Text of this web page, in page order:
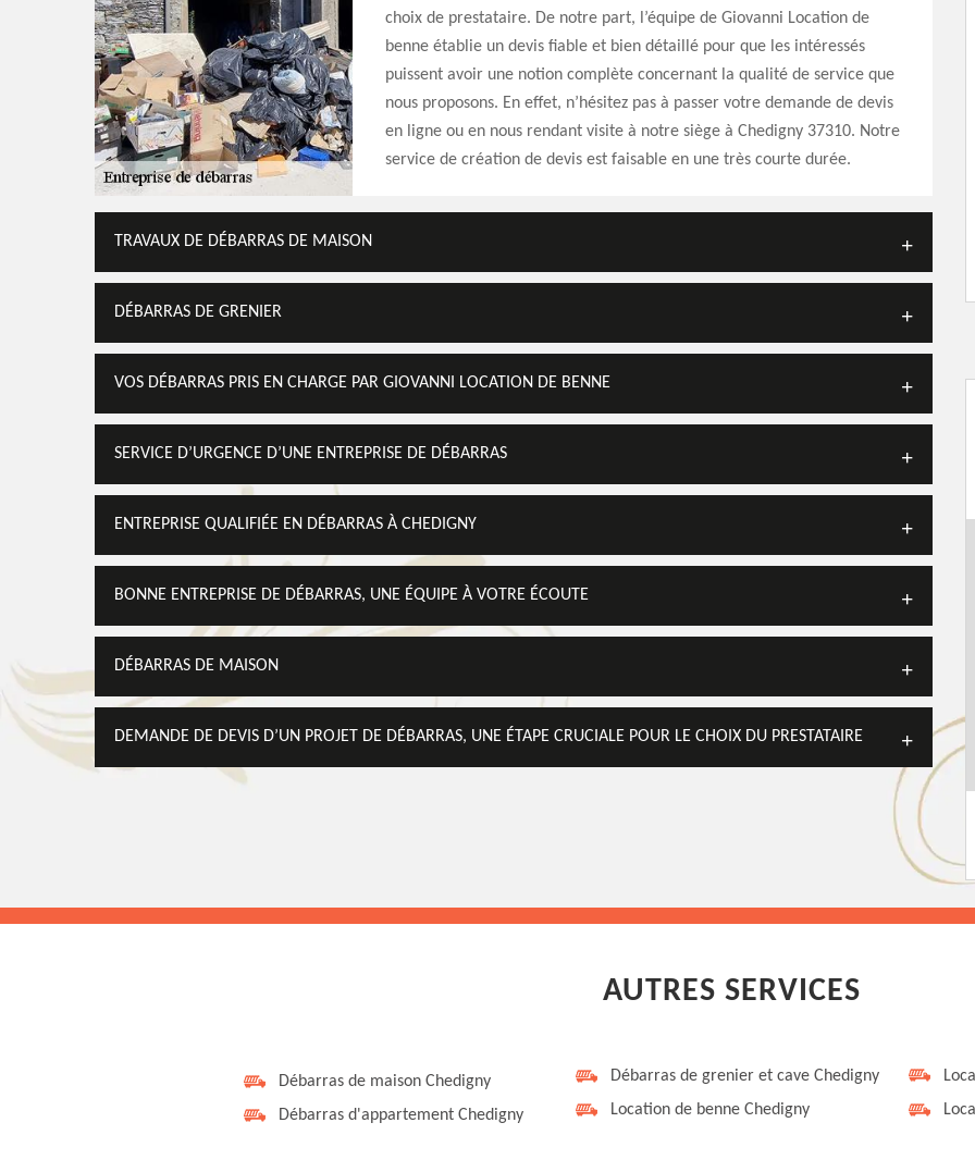
choix de prestataire. De notre part, l’équipe de Giovanni Location de
benne établie un devis fiable et bien détaillé pour que les intéressés
puissent avoir une notion complète concernant la qualité de service que
nous proposons. En effet, n’hésitez pas à passer votre demande de devis
en ligne ou en nous rendant visite à notre siège à Chedigny 37310. Notre
service de création de devis est faisable en une très courte durée.
TRAVAUX DE DÉBARRAS DE MAISON
DÉBARRAS DE GRENIER
VOS DÉBARRAS PRIS EN CHARGE PAR GIOVANNI LOCATION DE BENNE
SERVICE D’URGENCE D’UNE ENTREPRISE DE DÉBARRAS
ENTREPRISE QUALIFIÉE EN DÉBARRAS À CHEDIGNY
BONNE ENTREPRISE DE DÉBARRAS, UNE ÉQUIPE À VOTRE ÉCOUTE
DÉBARRAS DE MAISON
DEMANDE DE DEVIS D’UN PROJET DE DÉBARRAS, UNE ÉTAPE CRUCIALE POUR LE CHOIX DU PRESTATAIRE
AUTRES SERVICES
Débarras de maison Chedigny
Débarras d'appartement Chedigny
Débarras de grenier et cave Chedigny
Location de benne Chedigny